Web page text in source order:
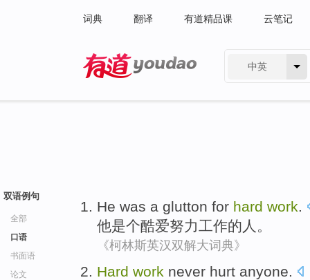
词典 翻译 有道精品课 云笔记
中英
双语例句
全部
口语
书面语
论文
He was a glutton for hard work.
他是个酷爱努力工作的人。
《柯林斯英汉双解大词典》
Hard work never hurt anyone.